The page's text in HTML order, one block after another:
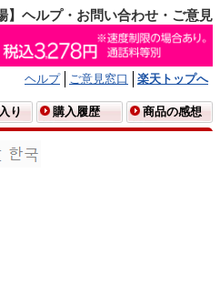
】ヘルプ・お問い合わせ・ご意見
ヘルプ ご意見窓口
楽天トップへ
り 購入履歴 商品の感想